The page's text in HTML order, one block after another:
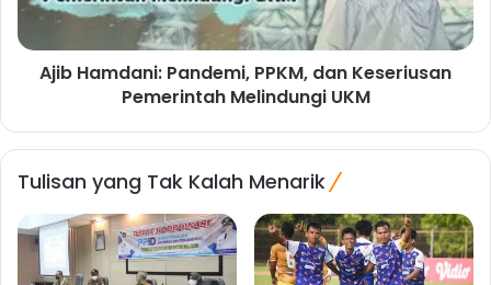
Ajib Hamdani: Pandemi, PPKM, dan Keseriusan
Pemerintah Melindungi UKM
Tulisan yang Tak Kalah Menarik